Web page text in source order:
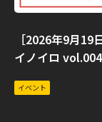
［2026年9月
イノイロ vol.004
イベント